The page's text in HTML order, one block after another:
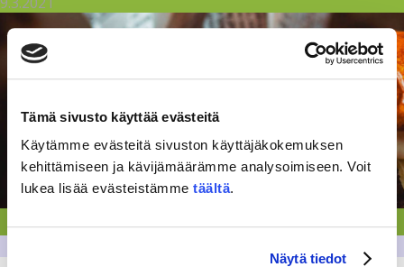
Tämä sivusto käyttää evästeitä
Käytämme evästeitä sivuston käyttäjäkokemuksen
kehittämiseen ja kävijämäärämme analysoimiseen. Voit
lukea lisää evästeistämme täältä.
Näytä tiedot